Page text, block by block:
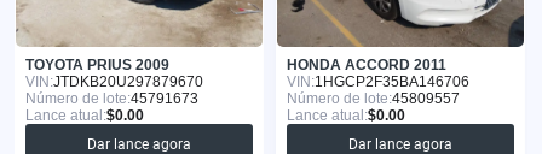
TOYOTA PRIUS 2009
VIN:JTDKB20U297879670
Número de lote:45791673
Lance atual:$0.00
Dar lance agora
HONDA ACCORD 2011
VIN:1HGCP2F35BA146706
Número de lote:45809557
Lance atual:$0.00
Dar lance agora